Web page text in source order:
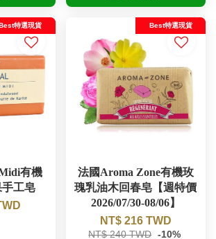
特選現貨
有機
工皂
Best特選現貨
法國Aroma Zone有機玫
瑰乳油木回春皂【週特價
2026/07/30-08/06】
NT$ 216 TWD
NT$ 240 TWD -10%